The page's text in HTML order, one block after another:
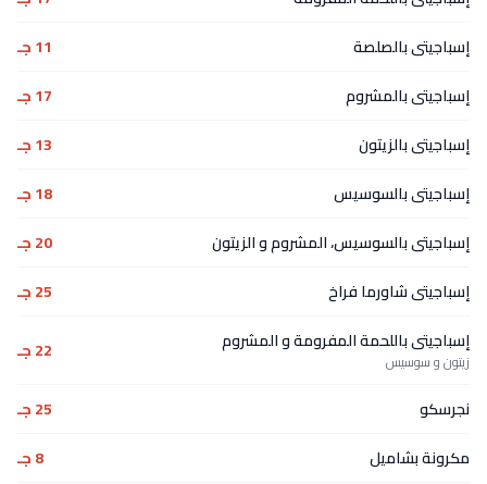
إسباجيتى بالصلصة
11 جـ
إسباجيتى بالمشروم
17 جـ
إسباجيتى بالزيتون
13 جـ
إسباجيتى بالسوسيس
18 جـ
إسباجيتى بالسوسيس، المشروم و الزيتون
20 جـ
إسباجيتى شاورما فراخ
25 جـ
إسباجيتى باللحمة المفرومة و المشروم
زيتون و سوسيس 22 جـ
نجرسكو
25 جـ
مكرونة بشاميل
8 جـ